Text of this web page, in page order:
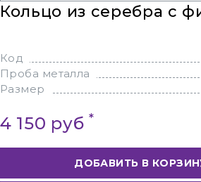
Кольцо из серебра с
Код
Проба металла
Размер
4 150 руб*
ДОБАВИТЬ В